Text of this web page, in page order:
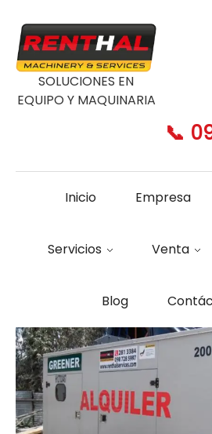
SOLUCIONES EN
EQUIPO Y MAQUINARIA
📞
Inicio Empresa
Servicios Venta
Blog